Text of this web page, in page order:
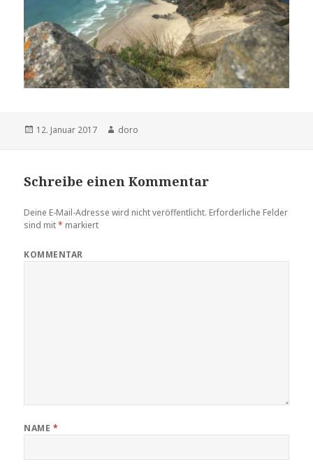
Veröffentlicht
12. Januar 2017 Autor
doro
Schreibe einen Kommentar
Deine E-Mail-Adresse wird nicht veröffentlicht. Erforderliche Felder
sind mit* markiert
KOMMENTAR
NAME *